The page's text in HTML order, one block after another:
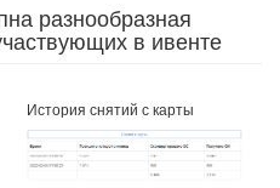
разнообразная
в ивенте
История снятий с карты